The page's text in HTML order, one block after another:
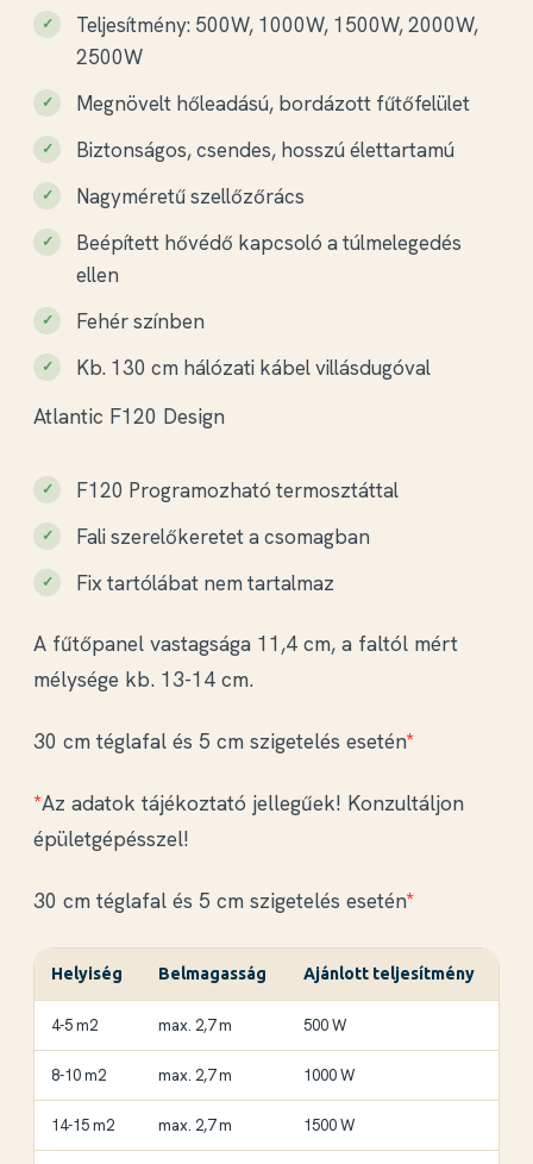
fűtőpanel
Akár a falra szereli, akár tartólábon használja, a
készülék ideális a legtöbb lakossági fűtési feladat
vásárolhat opcionális tartólábat.
Teljesítmény: 500W, 1000W, 1500W, 2000W,
2500W
Megnövelt hőleadású, bordázott fűtőfelület
Biztonságos, csendes, hosszú élettartamú
Nagyméretű szellőzőrács
Beépített hővédő kapcsoló a túlmelegedés
ellen
Fehér színben
Kb. 130 cm hálózati kábel villásdugóval
Atlantic F120 Design
F120 Programozható termosztáttal
Fali szerelőkeretet a csomagban
Fix tartólábat nem tartalmaz
A fűtőpanel vastagsága 11,4 cm, a faltól mért
mélysége kb. 13-14 cm.
30 cm téglafal és 5 cm szigetelés esetén*
*Az adatok tájékoztató jellegűek! Konzultáljon
épületgépésszel!
30 cm téglafal és 5 cm szigetelés esetén*
Helyiség Belmagasság Ajánlott teljesítmény
4-5 m2 max. 2,7 m 500 W
8-10 m2 max. 2,7 m 1000 W
14-15 m2 max. 2,7 m 1500 W